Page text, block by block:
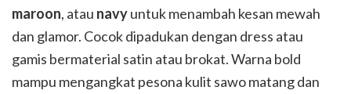
maroon, atau navyuntuk menambah kesan mewah
dan glamor. Cocok dipadukan dengan dress atau
gamis bermaterial satin atau brokat. Warna bold
mampu mengangkat pesona kulit sawo matang dan